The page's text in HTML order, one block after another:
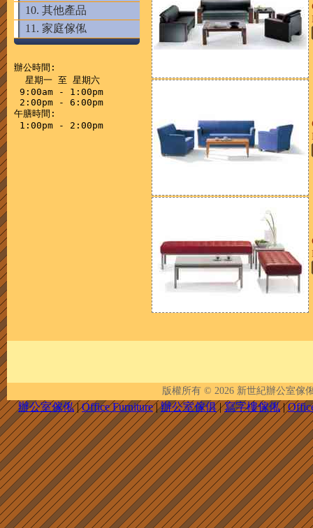
10. 其他產品
11. 家庭傢俬
辦公時間:
  星期一 至 星期六
9:00am - 1:00pm
2:00pm - 6:00pm
午膳時間:
版權所有 © 2026 新世紀辦公室傢
辦公室傢俬|Office Furniture|辦公室傢俱|寫字樓傢俬|